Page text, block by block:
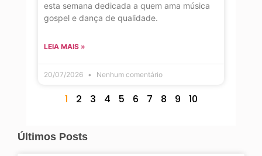
esta semana dedicada a quem ama música
gospel e dança de qualidade.
LEIA MAIS »
20/07/2026 Nenhum comentário
1 2 3 4 5 6 7 8 9 10
Últimos Posts